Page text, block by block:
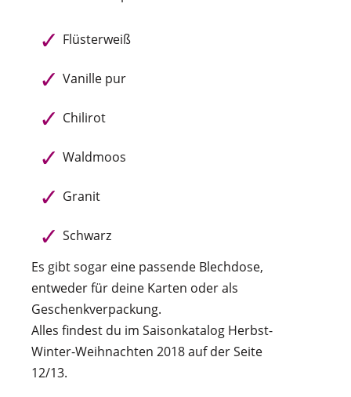
Flüsterweiß
Vanille pur
Chilirot
Waldmoos
Granit
Schwarz
Es gibt sogar eine passende Blechdose,
entweder für deine Karten oder als
Geschenkverpackung.
Alles findest du im Saisonkatalog Herbst-
Winter-Weihnachten 2018 auf der Seite
12/13.